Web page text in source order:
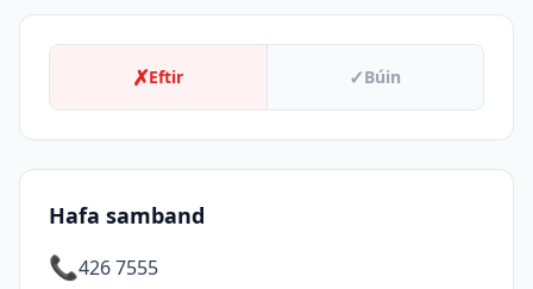
✗Eftir ✓Búin
Hafa samband
📞426 7555